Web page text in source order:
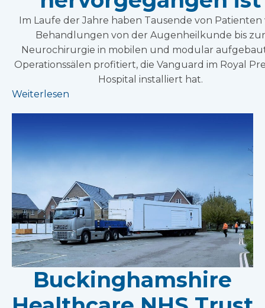
Im Laufe der Jahre haben Tausende von Patienten
Behandlungen von der Augenheilkunde bis zur
Neurochirurgie in mobilen und modular
Operationssälen profitiert, die Vanguard im Royal
Hospital installiert hat.
Weiterlesen
Buckinghamshire